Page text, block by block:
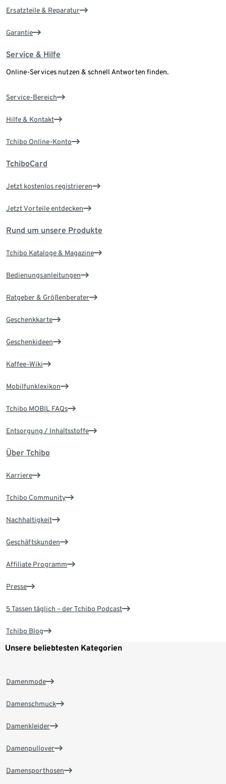
Ersatzteile & Reparatur
Garantie
Service & Hilfe
Online-Services nutzen & schnell Antworten finden.
Service-Bereich
Hilfe & Kontakt
Tchibo Online-Konto
TchiboCard
Jetzt kostenlos registrieren
Jetzt Vorteile entdecken
Rund um unsere Produkte
Tchibo Kataloge & Magazine
Bedienungsanleitungen
Ratgeber & Größenberater
Geschenkkarte
Geschenkideen
Kaffee-Wiki
Mobilfunklexikon
Tchibo MOBIL FAQs
Entsorgung / Inhaltsstoffe
Über Tchibo
Karriere
Tchibo Community
Nachhaltigkeit
Geschäftskunden
Affiliate Programm
Presse
5 Tassen täglich – der Tchibo Podcast
Tchibo Blog
Unsere beliebtesten Kategorien
Damenmode
Damenschmuck
Damenkleider
Damenpullover
Damensporthosen